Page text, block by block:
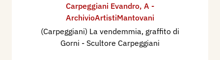
Carpeggiani Evandro, A -
ArchivioArtistiMantovani
(Carpeggiani) La vendemmia, graffito di
Gorni - Scultore Carpeggiani